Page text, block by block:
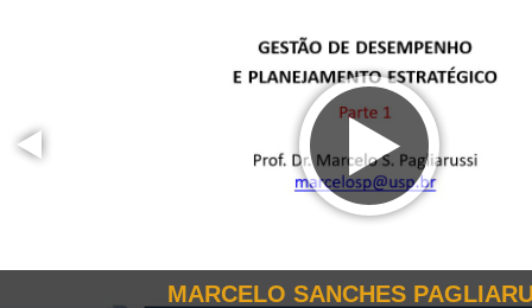
MARCELO SANCHES